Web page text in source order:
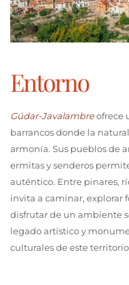
Entorno
Gúdar-Javalambreofrece
barrancos donde la
armonía. Sus pueblos de
ermitas y senderos
auténtico. Entre pinares,
invita a caminar, explorar
disfrutar de un ambiente
legado artístico y
culturales de este